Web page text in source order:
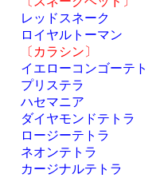
レッドスネーク
ロイヤルトーマン
〔カラシン〕
イエローコンゴーテ
プリステラ
ハセマニア
ダイヤモンドテトラ
ロージーテトラ
ネオンテトラ
カージナルテトラ